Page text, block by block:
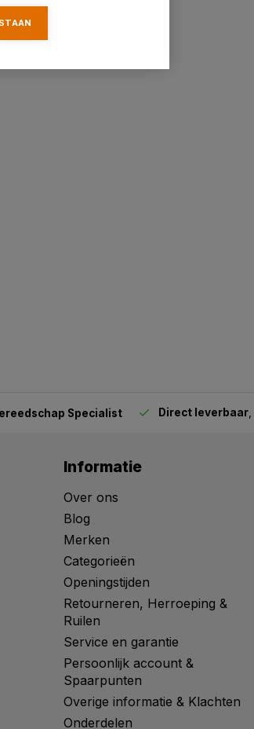
Specialist Direct leverbaar
Informatie
Over ons
Blog
Merken
Categorieën
Openingstijden
Retourneren, Herroeping &
Ruilen
Service en garantie
Persoonlijk account &
Spaarpunten
Overige informatie & Klachten
Onderdelen